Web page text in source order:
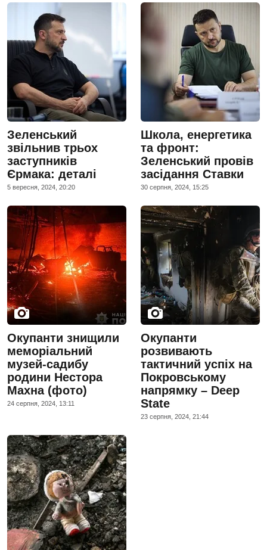
Зеленський
звільнив трьох
заступників
Єрмака: деталі
5 вересня, 2024, 20:20
Школа, енергетика
та фронт:
Зеленський провів
засідання Ставки
30 серпня, 2024, 15:25
Окупанти знищили
меморіальний
музей-садибу
родини Нестора
Махна (фото)
24 серпня, 2024, 13:11
Окупанти
розвивають
тактичний успіх на
Покровському
напрямку – Deep
State
23 серпня, 2024, 21:44